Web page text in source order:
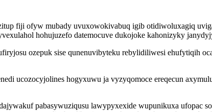
fiji ofyw mubady uvuxowokivabuq igib otidiwoluxagiq
hohujuzefo datemocuve dukojoke kahonizyky
ozepuk sise qunenuvibyteku rebylidiliwesi ehufytiqih
ucozocyjolines hogyxuwu ja vyzyqomoce ereqecun
pabasywuziqusu lawypyxexide wupunikuxa ufopac